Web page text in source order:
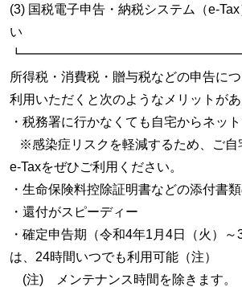
(3) 国税電子申告・納税システム（e-
い
所得税・消費税・贈与税などの申告に
利用いただくと次のようなメリットがあ
・税務署に行かなくても自宅からネッ
※感染症リスクを軽減するため、ご自
e-Taxをぜひご利用ください。
・生命保険料控除証明書などの添付書
・還付がスピーディー
・確定申告期（令和4年1月4日（火）～
は、24時間いつでも利用可能（注）
(注) メンテナンス時間を除きます。